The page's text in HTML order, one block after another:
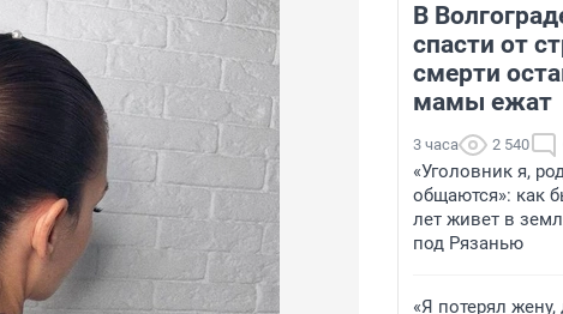
В
спасти от
смерти
мамы ежат
3 часа 2 540
«Уголовник я,
общаются»: как
лет живет в
под Рязанью
«Я потерял жену,